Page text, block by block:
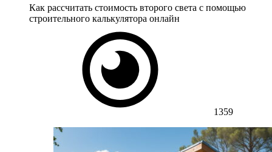
Как рассчитать стоимость второго света с помощью
строительного калькулятора онлайн
1359